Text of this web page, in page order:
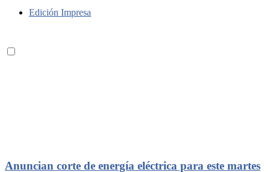
Edición Impresa
Anuncian corte de energía eléctrica para este martes